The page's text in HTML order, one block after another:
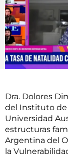
Dra. Dolores
del Instituto de
Universidad
estructuras
Argentina del
la